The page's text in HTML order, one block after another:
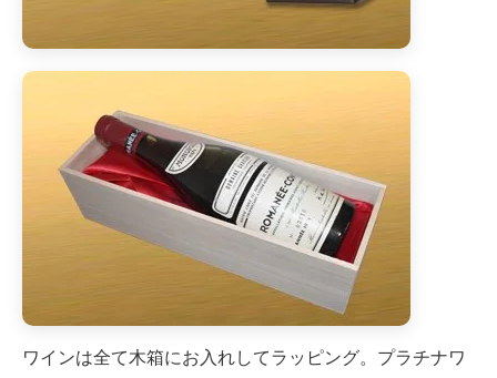
ワインは全て木箱にお入れしてラッピング。プラチナワ